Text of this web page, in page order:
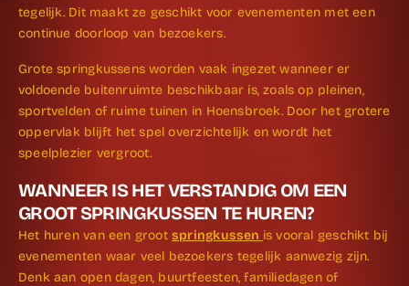
tegelijk. Dit maakt ze geschikt voor evenementen met een
continue doorloop van bezoekers.
Grote springkussens worden vaak ingezet wanneer er
voldoende buitenruimte beschikbaar is, zoals op pleinen,
sportvelden of ruime tuinen in Hoensbroek. Door het grotere
oppervlak blijft het spel overzichtelijk en wordt het
speelplezier vergroot.
WANNEER IS HET VERSTANDIG OM EEN
GROOT SPRINGKUSSEN TE HUREN?
Het huren van een grootspringkussen is vooral geschikt bij
evenementen waar veel bezoekers tegelijk aanwezig zijn.
Denk aan open dagen, buurtfeesten, familiedagen of